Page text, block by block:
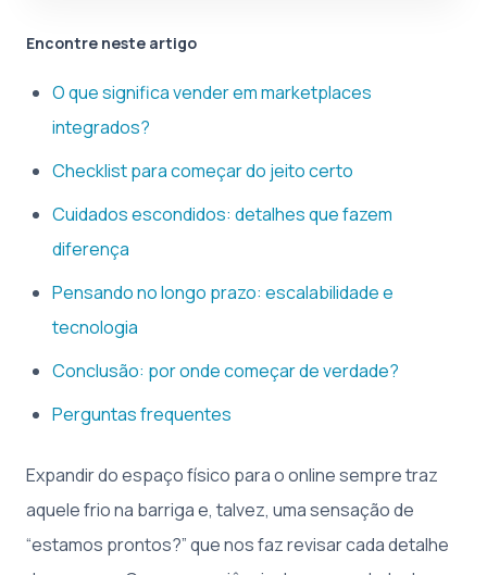
Encontre neste artigo
O que significa vender em marketplaces
integrados?
Checklist para começar do jeito certo
Cuidados escondidos: detalhes que fazem
diferença
Pensando no longo prazo: escalabilidade e
tecnologia
Conclusão: por onde começar de verdade?
Perguntas frequentes
Expandir do espaço físico para o online sempre traz
aquele frio na barriga e, talvez, uma sensação de
“estamos prontos?” que nos faz revisar cada detalhe